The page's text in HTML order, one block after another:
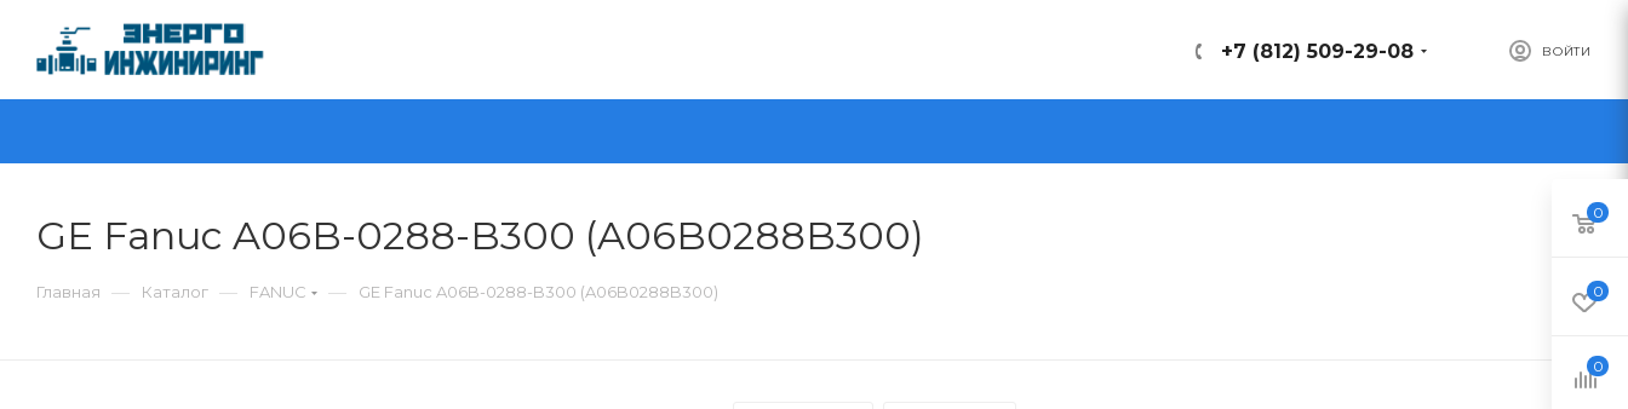
ВОЙТИ
+7 (812) 509-29-08
GE Fanuc A06B-0288-B300 (A06B0288B300)
Главная — Каталог — FANUC — GE Fanuc A06B-0288-B300 (A06B0288B300)
0
0
0